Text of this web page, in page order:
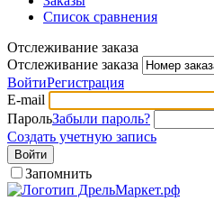
Список сравнения
Отслеживание заказа
Отслеживание заказа
ВойтиРегистрация
E-mail
ПарольЗабыли пароль?
Создать учетную запись
Войти
Запомнить